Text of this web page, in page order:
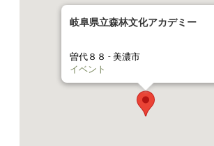
岐阜県立森林文化アカデミー
曽代８８ - 美濃市
イベント